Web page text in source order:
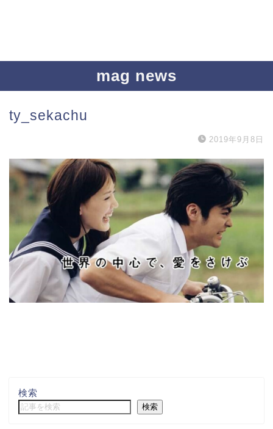
mag news
ty_sekachu
2019年9月8日
検索
検索